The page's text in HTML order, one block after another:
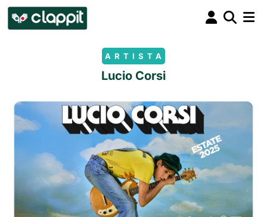
ARTISTA
Lucio Corsi